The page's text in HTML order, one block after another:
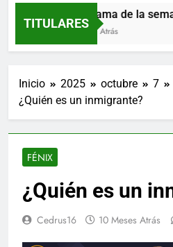
TITULARES
Programa de la
5 Horas Atrás
Inicio 2025 octubre
7
¿Quién es un inmigrante?
FÉNIX
¿Quién es un
Cedrus16 10 Meses Atrás